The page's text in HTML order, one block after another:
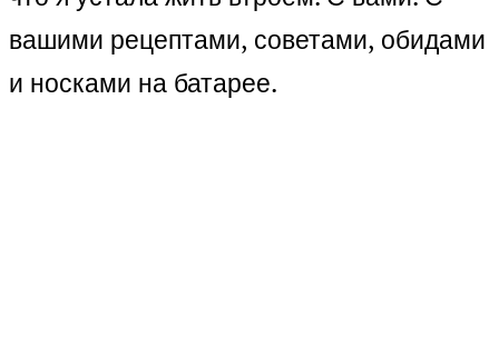
вашими рецептами, советами, обидами
и носками на батарее.